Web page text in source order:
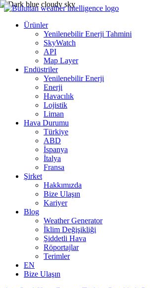
Ürünler
Yenilenebilir Enerji Tahmini
SkyWatch
API
Map Layer
Endüstriler
Yenilenebilir Enerji
Enerji
Havacılık
Lojistik
Liman
Hava Durumu
Türkiye
ABD
İspanya
İtalya
Fransa
Şirket
Hakkımızda
Bize Ulaşın
Kariyer
Blog
Weather Generator
İklim Değişikliği
Şiddetli Hava
Röportajlar
Terimler
EN
Bize Ulaşın